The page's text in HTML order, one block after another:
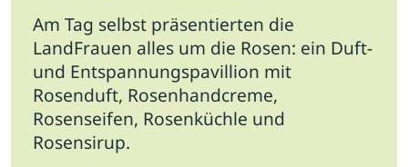
Am Tag selbst präsentierten die
LandFrauen alles um die Rosen: ein Duft-
und Entspannungspavillion mit
Rosenduft, Rosenhandcreme,
Rosenseifen, Rosenküchle und
Rosensirup.